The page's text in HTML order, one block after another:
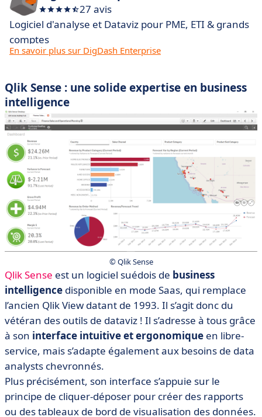
27 avis
Logiciel d'analyse et Dataviz pour PME, ETI & grands
comptes
En savoir plus sur DigDash Enterprise
Qlik Sense : une solide expertise en business
intelligence
© Qlik Sense
Qlik Sense est un logiciel suédois de business
intelligence disponible en mode Saas, qui remplace
l’ancien Qlik View datant de 1993. Il s’agit donc du
vétéran des outils de dataviz ! Il s’adresse à tous grâce
à son interface intuitive et ergonomique en libre-
service, mais s’adapte également aux besoins de data
analysts chevronnés.
Plus précisément, son interface s’appuie sur le
principe de cliquer-déposer pour créer des rapports
ou des tableaux de bord de visualisation des données.